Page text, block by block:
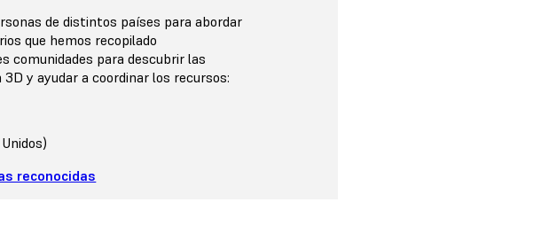
de distintos países para abordar
que hemos recopilado
comunidades para descubrir las
y ayudar a coordinar los recursos:
reconocidas